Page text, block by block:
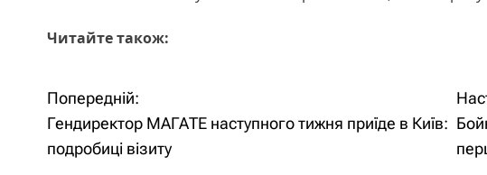
Читайте також:
Н
а
Попередній:
Гендиректор МАГАТЕ наступного тижня приїде в Київ:
подробиці візиту